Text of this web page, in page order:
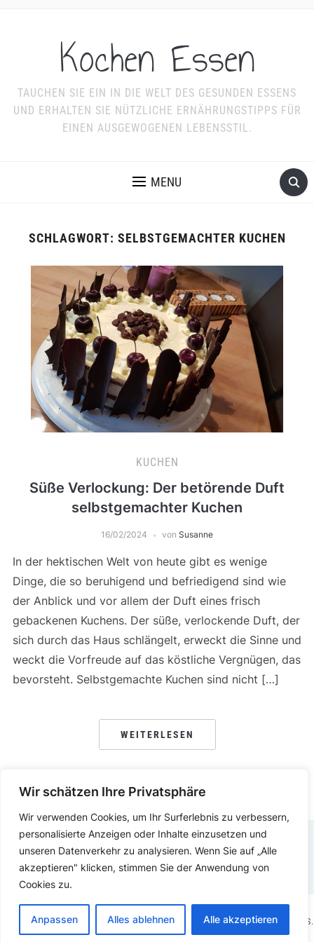
Wir schätzen Ihre Privatsphäre
Wir verwenden Cookies, um Ihr Surferlebnis zu verbessern,
personalisierte Anzeigen oder Inhalte einzusetzen und
unseren Datenverkehr zu analysieren. Wenn Sie auf „Alle
akzeptieren" klicken, stimmen Sie der Anwendung von
Cookies zu.
Anpassen Alles ablehnen Alle akzeptieren
Kochen Essen
TAUCHEN SIE EIN IN DIE WELT DES GESUNDEN ESSENS
UND ERHALTEN SIE NÜTZLICHE ERNÄHRUNGSTIPPS FÜR
EINEN AUSGEWOGENEN LEBENSSTIL.
MENU
SCHLAGWORT: SELBSTGEMACHTER KUCHEN
KUCHEN
Süße Verlockung: Der betörende Duft
selbstgemachter Kuchen
16/02/2024 von Susanne
In der hektischen Welt von heute gibt es wenige
Dinge, die so beruhigend und befriedigend sind wie
der Anblick und vor allem der Duft eines frisch
gebackenen Kuchens. Der süße, verlockende Duft, der
sich durch das Haus schlängelt, erweckt die Sinne und
weckt die Vorfreude auf das köstliche Vergnügen, das
bevorsteht. Selbstgemachte Kuchen sind nicht […]
WEITERLESEN
DATENSCHUTZERKLÄRUNG IMPRESSUM
COPYRIGHT © 2025.KOCHEN ESSEN PRÄSENTIERT VONWORDPRESS.